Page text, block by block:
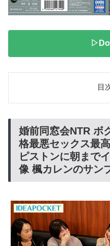
目
婚前同窓会NTR ボ
格最悪セックス最
ピストンに朝まで
像 楓カレンのサン